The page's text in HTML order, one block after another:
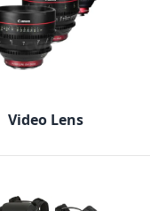
Video Lens